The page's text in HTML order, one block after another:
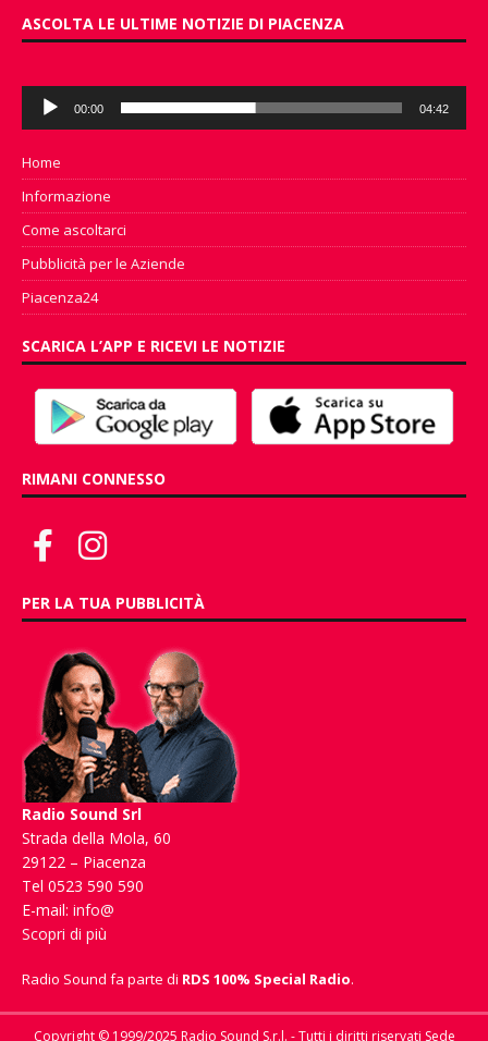
ASCOLTA LE ULTIME NOTIZIE DI PIACENZA
Audio
Player
00:00 04:42
Home
Informazione
Come ascoltarci
Pubblicità per le Aziende
Piacenza24
SCARICA L’APP E RICEVI LE NOTIZIE
RIMANI CONNESSO
PER LA TUA PUBBLICITÀ
Radio Sound Srl
Strada della Mola, 60
29122 – Piacenza
Tel 0523 590 590
E-mail: info@
Scopri di più
Radio Sound fa parte di RDS 100% Special Radio.
Copyright © 1999/2025 Radio Sound S.r.l. - Tutti i diritti riservati Sede